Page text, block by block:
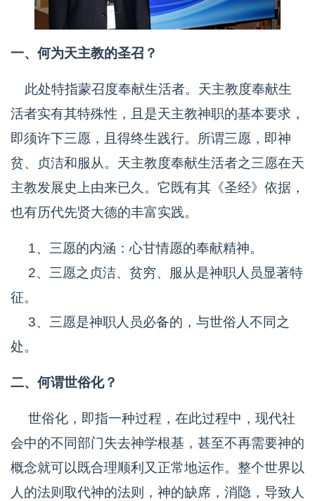
一、何为天主教的圣召？
此处特指蒙召度奉献生活者。天主教度奉献生
活者实有其特殊性，且是天主教神职的基本要求，
即须许下三愿，且得终生践行。所谓三愿，即神
贫、贞洁和服从。天主教度奉献生活者之三愿在天
主教发展史上由来已久。它既有其《圣经》依据，
也有历代先贤大德的丰富实践。
1、三愿的内涵：心甘情愿的奉献精神。
2、三愿之贞洁、贫穷、服从是神职人员显著特
征。
3、三愿是神职人员必备的，与世俗人不同之
处。
二、何谓世俗化？
世俗化，即指一种过程，在此过程中，现代社
会中的不同部门失去神学根基，甚至不再需要神的
概念就可以既合理顺利又正常地运作。整个世界以
人的法则取代神的法则，神的缺席，消隐，导致人